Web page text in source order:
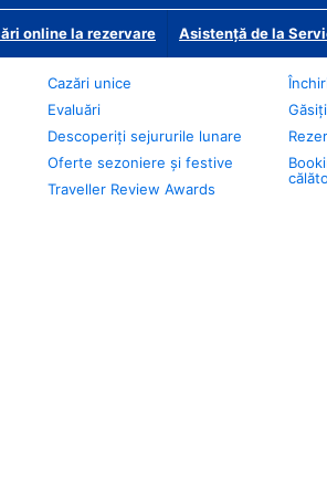
online la rezervare Asistență de la
Cazări unice
Evaluări
Descoperiți sejururile lunare
Oferte sezoniere și festive
Traveller Review Awards